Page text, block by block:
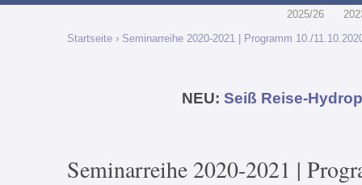
2025/26
Startseite› Seminarreihe 2020-2021 | Programm 10./
NEU: Seiß Reise-
Seminarreihe 2020-2021 |